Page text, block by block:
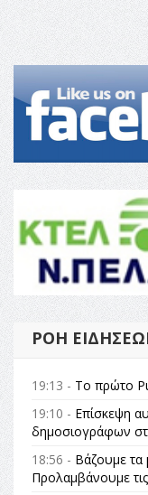
ΡΟΉ
19:13 - Το πρώτο
19:10 - Επίσκεψη
δημοσιογράφων
18:56 - Βάζουμε τα
Προλαμβάνουμε